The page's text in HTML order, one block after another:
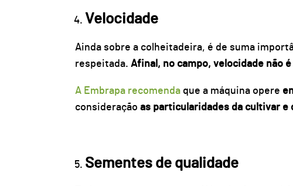
Velocidade
Ainda sobre a colheitadeira, é de suma
respeitada. Afinal, no campo, velocidade não
A Embrapa recomendaque a máquina opere
consideração as particularidades da cultivar e
Sementes de qualidade